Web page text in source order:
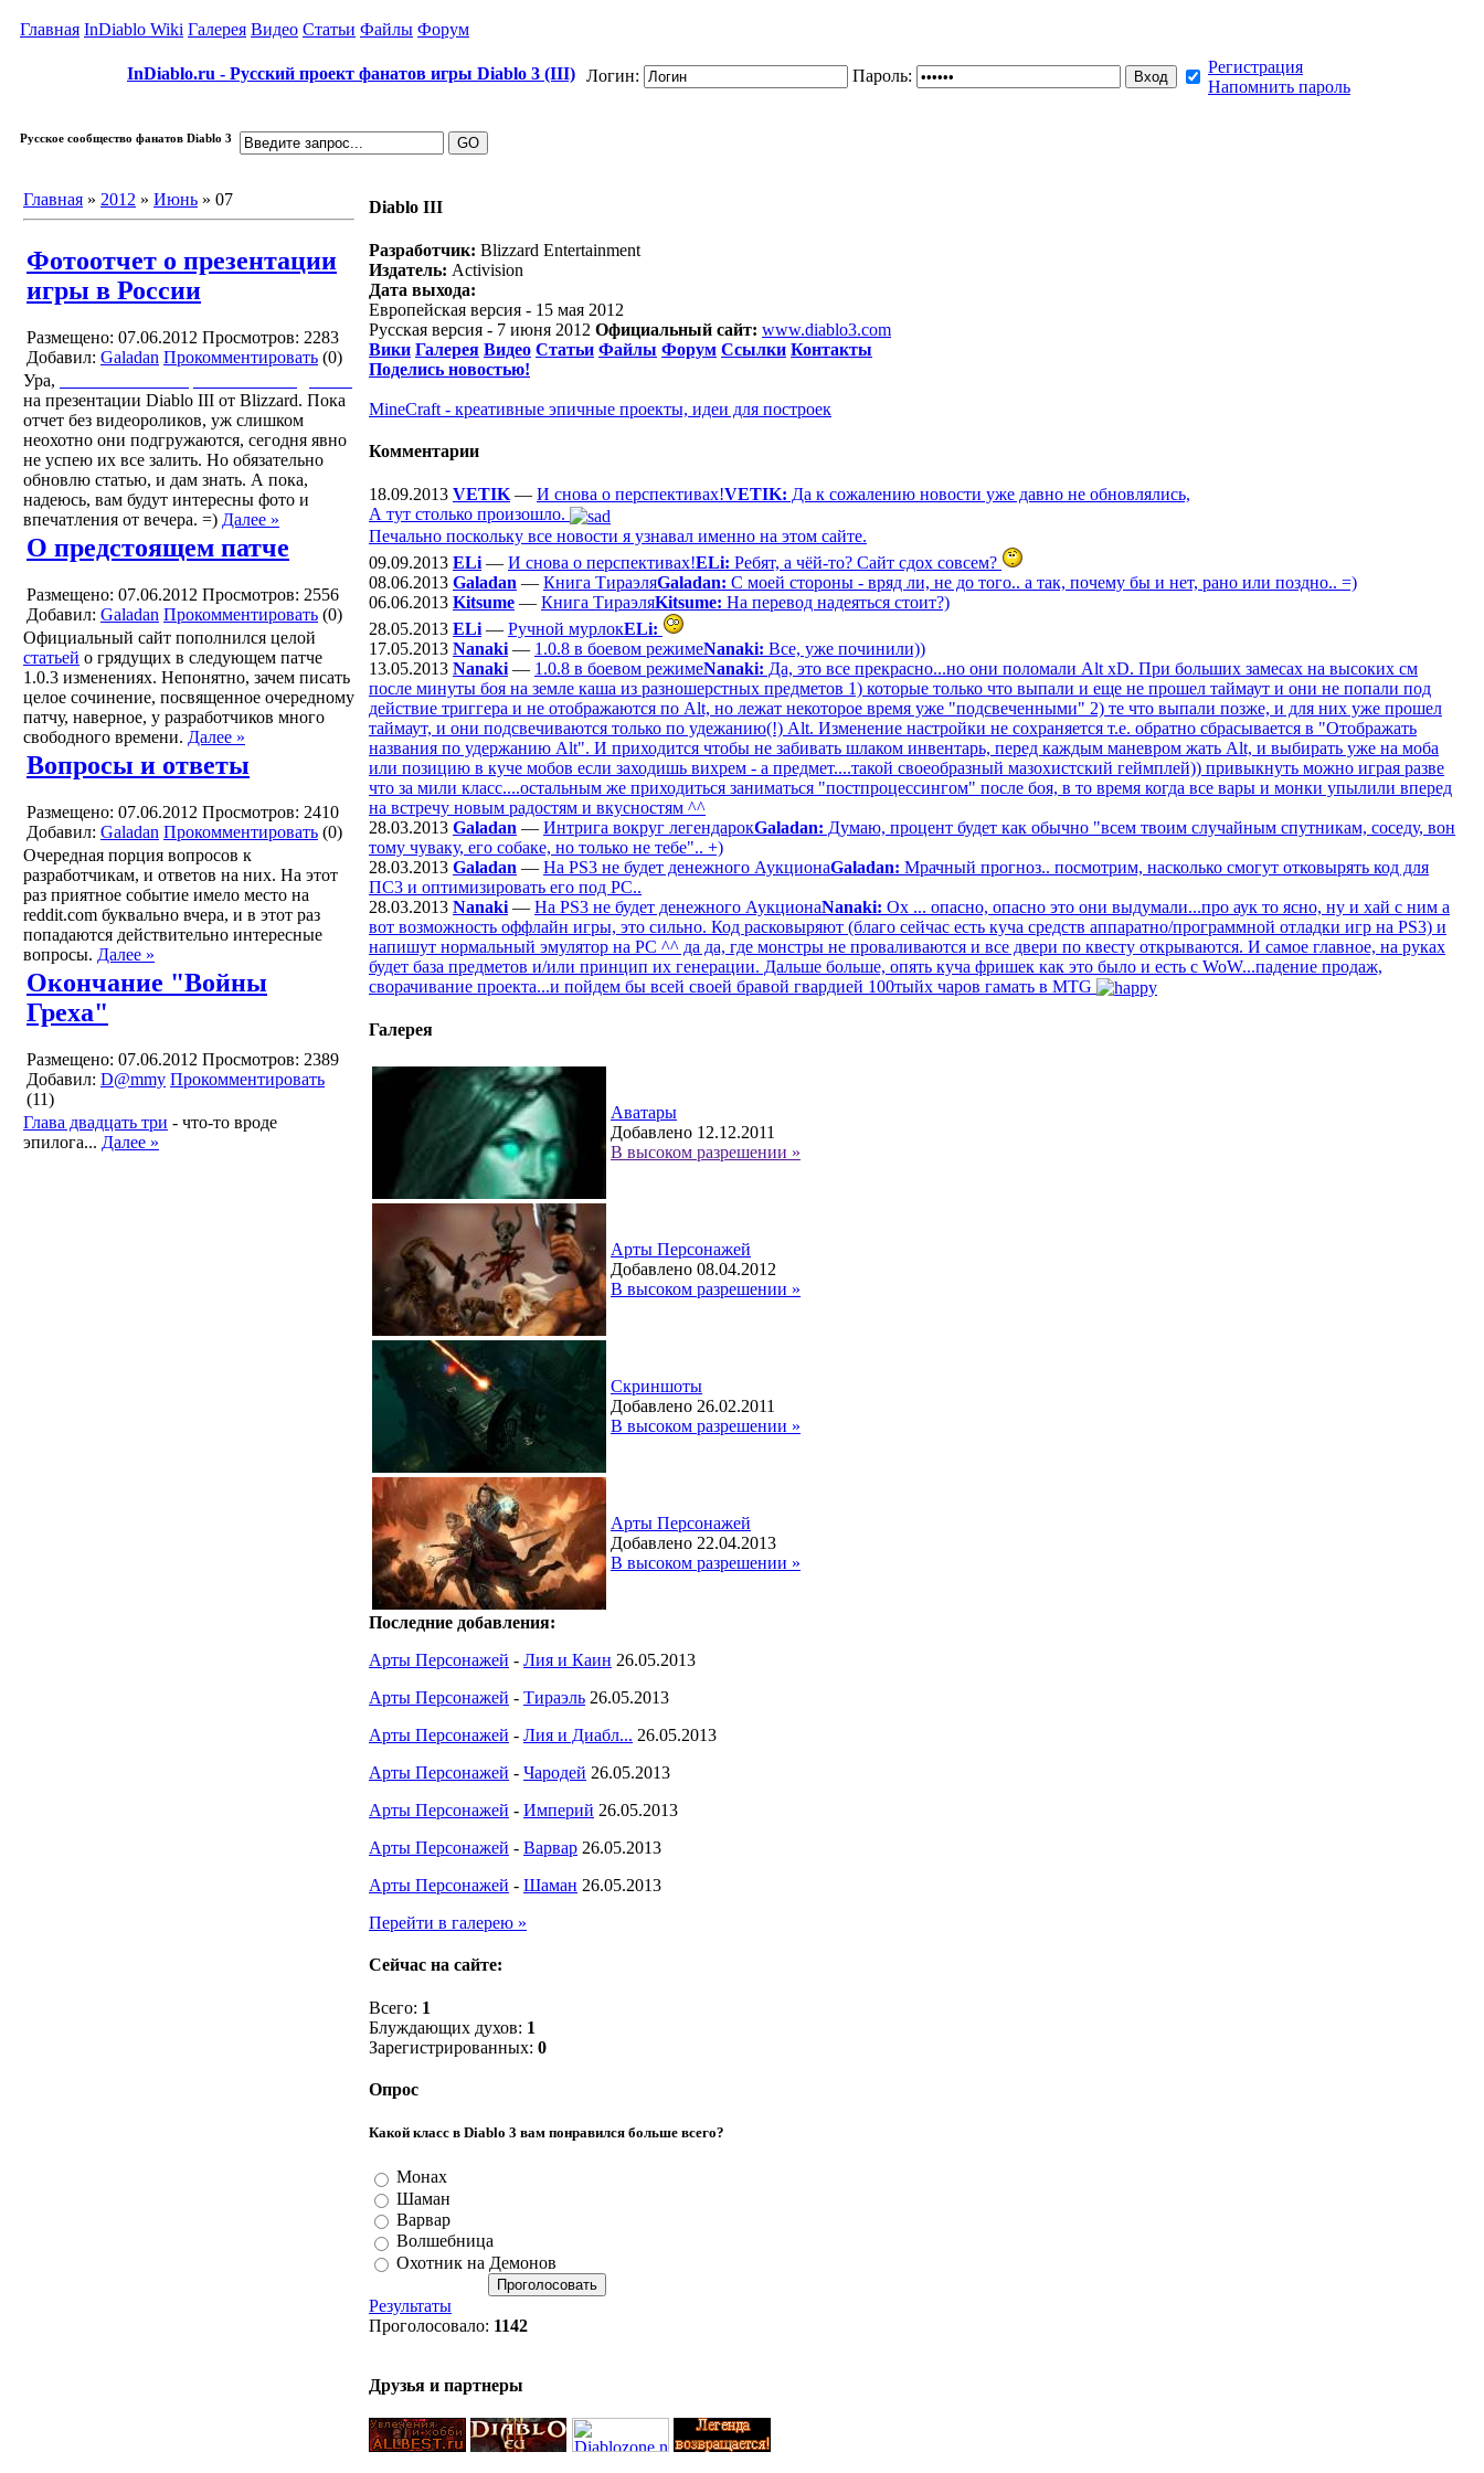
Главная InDiablo Wiki Галерея Видео Статьи Файлы Форум
InDiablo.ru - Русский проект фанатов игры Diablo 3 (III) Логин: Пароль:
Регистрация
Напомнить пароль
Русское сообщество фанатов Diablo 3
Главная » 2012 » Июнь » 07
Фотоотчет о презентации
игры в России
Размещено: 07.06.2012 Просмотров: 2283
Добавил: Galadan Прокомментировать (0)
Ура,
на презентации Diablo III от Blizzard. Пока
отчет без видеороликов, уж слишком
неохотно они подгружаются, сегодня явно
не успею их все залить. Но обязательно
обновлю статью, и дам знать. А пока,
надеюсь, вам будут интересны фото и
впечатления от вечера. =) Далее »
О предстоящем патче
Размещено: 07.06.2012 Просмотров: 2556
Добавил: Galadan Прокомментировать (0)
Официальный сайт пополнился целой
статьей о грядущих в следующем патче
1.0.3 изменениях. Непонятно, зачем писать
целое сочинение, посвященное очередному
патчу, наверное, у разработчиков много
свободного времени. Далее »
Вопросы и ответы
Размещено: 07.06.2012 Просмотров: 2410
Добавил: Galadan Прокомментировать (0)
Очередная порция вопросов к
разработчикам, и ответов на них. На этот
раз приятное событие имело место на
reddit.com буквально вчера, и в этот раз
попадаются действительно интересные
вопросы. Далее »
Окончание "Войны
Греха"
Размещено: 07.06.2012 Просмотров: 2389
Добавил: D@mmy Прокомментировать
(11)
Глава двадцать три - что-то вроде
эпилога... Далее »
Diablo III
Разработчик: Blizzard Entertainment
Издатель: Activision
Дата выхода:
Европейская версия - 15 мая 2012
Русская версия - 7 июня 2012 Официальный сайт: www.diablo3.com
Вики Галерея Видео Статьи Файлы Форум Ссылки Контакты
Поделись новостью!
MineCraft - креативные эпичные проекты, идеи для построек
Комментарии
18.09.2013 VETIK — И снова о перспективах!VETIK: Да к сожалению новости уже давно не обновлялись,
А тут столько произошло.
Печально поскольку все новости я узнавал именно на этом сайте.
09.09.2013 ELi — И снова о перспективах!ELi: Ребят, а чёй-то? Сайт сдох совсем?
08.06.2013 Galadan — Книга ТираэляGaladan: С моей стороны - вряд ли, не до того.. а так, почему бы и нет, рано или поздно.. =)
06.06.2013 Kitsume — Книга ТираэляKitsume: На перевод надеяться стоит?)
28.05.2013 ELi — Ручной мурлокELi:
17.05.2013 Nanaki — 1.0.8 в боевом режимеNanaki: Все, уже починили))
13.05.2013 Nanaki — 1.0.8 в боевом режимеNanaki: Да, это все прекрасно...но они поломали Alt xD. При больших замесах на высоких см
после минуты боя на земле каша из разношерстных предметов 1) которые только что выпали и еще не прошел таймаут и они не попали под
действие триггера и не отображаются по Alt, но лежат некоторое время уже "подсвеченными" 2) те что выпали позже, и для них уже прошел
таймаут, и они подсвечиваются только по удежанию(!) Alt. Изменение настройки не сохраняется т.е. обратно сбрасывается в "Отображать
названия по удержанию Alt". И приходится чтобы не забивать шлаком инвентарь, перед каждым маневром жать Alt, и выбирать уже на моба
или позицию в куче мобов если заходишь вихрем - а предмет....такой своеобразный мазохистский геймплей)) привыкнуть можно играя разве
что за мили класс....остальным же приходиться заниматься "постпроцессингом" после боя, в то время когда все вары и монки упылили вперед
на встречу новым радостям и вкусностям ^^
28.03.2013 Galadan — Интрига вокруг легендарокGaladan: Думаю, процент будет как обычно "всем твоим случайным спутникам, соседу, вон
тому чуваку, его собаке, но только не тебе".. +)
28.03.2013 Galadan — На PS3 не будет денежного АукционаGaladan: Мрачный прогноз.. посмотрим, насколько смогут отковырять код для
ПС3 и оптимизировать его под РС..
28.03.2013 Nanaki — На PS3 не будет денежного АукционаNanaki: Ох ... опасно, опасно это они выдумали...про аук то ясно, ну и хай с ним а
вот возможность оффлайн игры, это сильно. Код расковыряют (благо сейчас есть куча средств аппаратно/программной отладки игр на PS3) и
напишут нормальный эмулятор на PC ^^ да да, где монстры не проваливаются и все двери по квесту открываются. И самое главное, на руках
будет база предметов и/или принцип их генерации. Дальше больше, опять куча фришек как это было и есть с WoW...падение продаж,
сворачивание проекта...и пойдем бы всей своей бравой гвардией 100тыйх чаров гамать в MTG
Галерея
Аватары
Добавлено 12.12.2011
В высоком разрешении »
Арты Персонажей
Добавлено 08.04.2012
В высоком разрешении »
Скриншоты
Добавлено 26.02.2011
В высоком разрешении »
Арты Персонажей
Добавлено 22.04.2013
В высоком разрешении »
Последние добавления:
Арты Персонажей - Лия и Каин 26.05.2013
Арты Персонажей - Тираэль 26.05.2013
Арты Персонажей - Лия и Диабл... 26.05.2013
Арты Персонажей - Чародей 26.05.2013
Арты Персонажей - Империй 26.05.2013
Арты Персонажей - Варвар 26.05.2013
Арты Персонажей - Шаман 26.05.2013
Перейти в галерею »
Сейчас на сайте:
Всего: 1
Блуждающих духов: 1
Зарегистрированных: 0
Опрос
Какой класс в Diablo 3 вам понравился больше всего?
Монах
Шаман
Варвар
Волшебница
Охотник на Демонов
Результаты
Проголосовало: 1142
Друзья и партнеры